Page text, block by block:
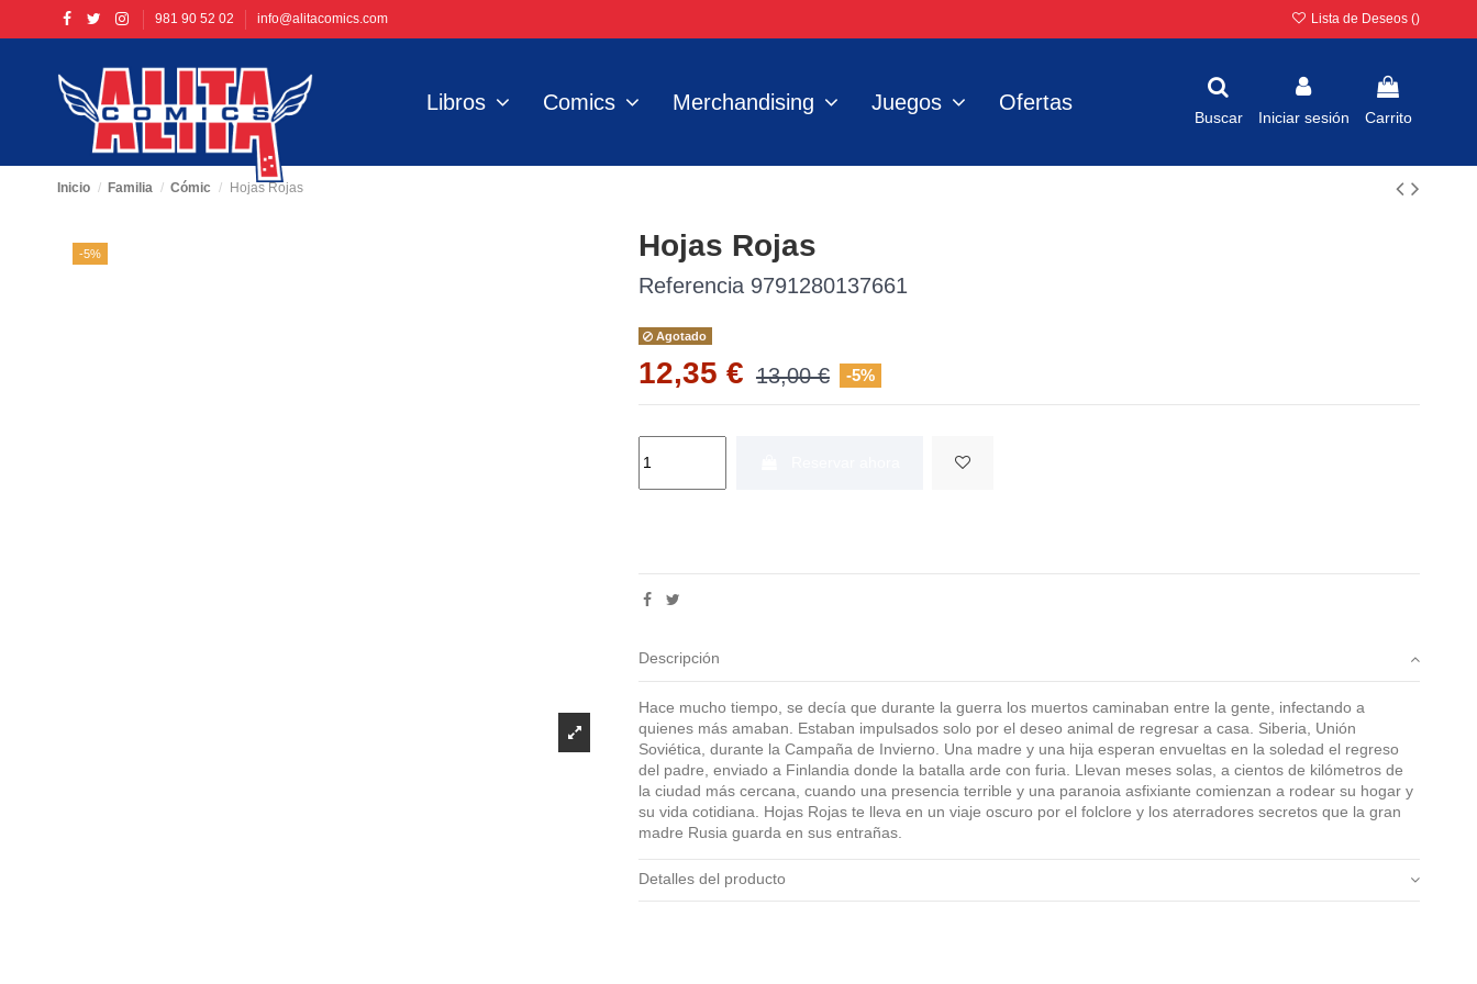
981 90 52 02 info@alitacomics.com Lista de Deseos ()
Libros Comics Merchandising Juegos Ofertas
Buscar Iniciar sesión Carrito
Inicio Familia Cómic Hojas Rojas
-5% Hojas Rojas
Referencia 9791280137661
Agotado
12,35 € 13,00 € -5%
Descripción
Hace mucho tiempo, se decía que durante la guerra los muertos caminaban entre la gente, infectando a
quienes más amaban. Estaban impulsados solo por el deseo animal de regresar a casa. Siberia, Unión
Soviética, durante la Campaña de Invierno. Una madre y una hija esperan envueltas en la soledad el regreso
del padre, enviado a Finlandia donde la batalla arde con furia. Llevan meses solas, a cientos de kilómetros de
la ciudad más cercana, cuando una presencia terrible y una paranoia asfixiante comienzan a rodear su hogar y
su vida cotidiana. Hojas Rojas te lleva en un viaje oscuro por el folclore y los aterradores secretos que la gran
madre Rusia guarda en sus entrañas.
Detalles del producto